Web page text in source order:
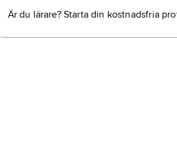
Är du lärare? Starta din kostnadsfria